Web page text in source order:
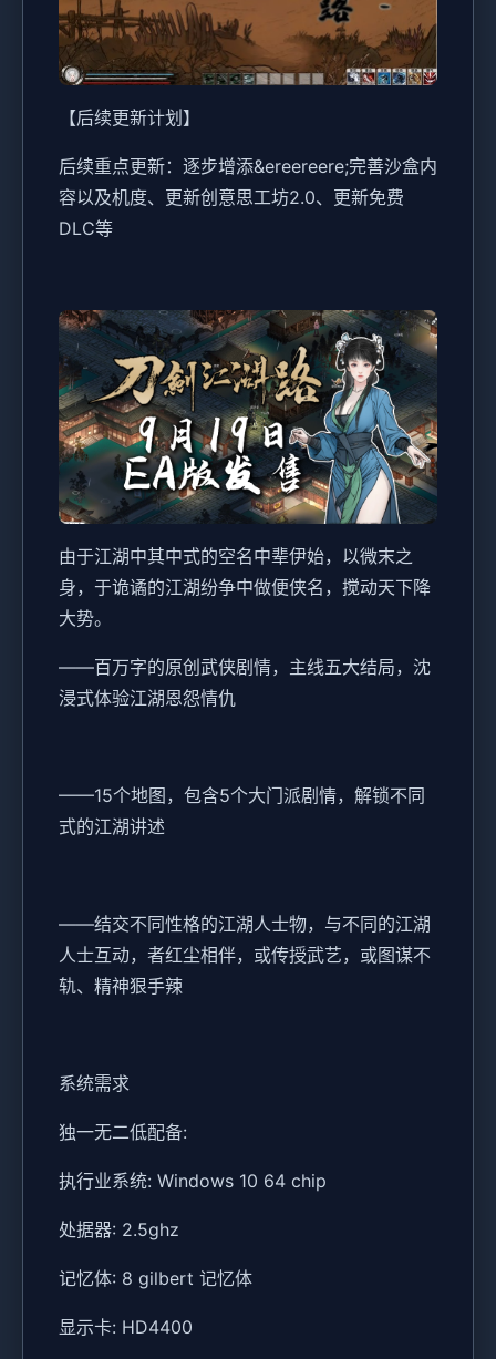
【后续更新计划】
后续重点更新：逐步增添&ereereere;完善沙盒内
容以及机度、更新创意思工坊2.0、更新免费
DLC等
由于江湖中其中式的空名中辈伊始，以微末之
身，于诡谲的江湖纷争中做便侠名，搅动天下降
大势。
——百万字的原创武侠剧情，主线五大结局，沈
浸式体验江湖恩怨情仇
——15个地图，包含5个大门派剧情，解锁不同
式的江湖讲述
——结交不同性格的江湖人士物，与不同的江湖
人士互动，者红尘相伴，或传授武艺，或图谋不
轨、精神狠手辣
系统需求
独一无二低配备:
执行业系统: Windows 10 64 chip
处据器: 2.5ghz
记忆体: 8 gilbert 记忆体
显示卡: HD4400